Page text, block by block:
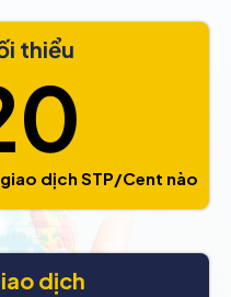
thiểu
dịch STP/Cent nào
dịch